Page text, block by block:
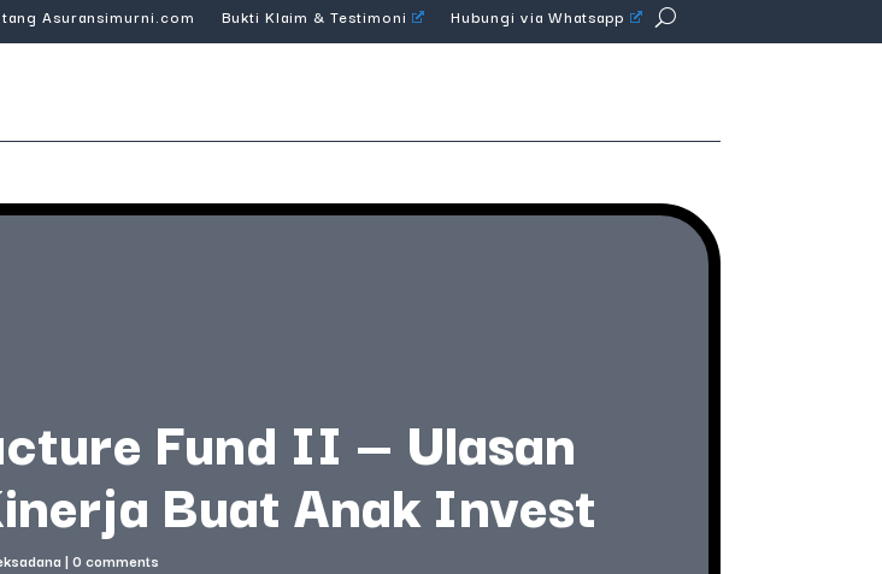
Asuransimurni.com Bukti Klaim & Testimoni Hubungi via Whatsapp
Fund II — Ulasan
Buat Anak Invest
| 0 comments